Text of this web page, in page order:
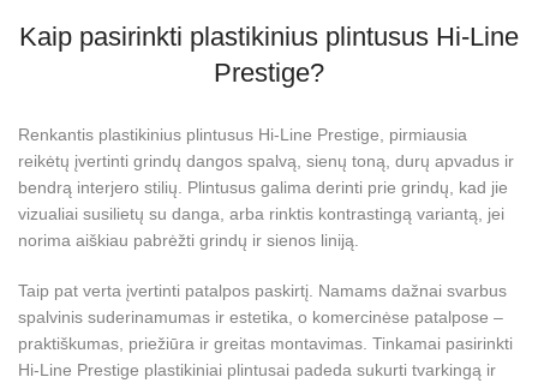
Kaip pasirinkti plastikinius plintusus Hi-Line
Prestige?
Renkantis plastikinius plintusus Hi-Line Prestige, pirmiausia
reikėtų įvertinti grindų dangos spalvą, sienų toną, durų apvadus ir
bendrą interjero stilių. Plintusus galima derinti prie grindų, kad jie
vizualiai susilietų su danga, arba rinktis kontrastingą variantą, jei
norima aiškiau pabrėžti grindų ir sienos liniją.
Taip pat verta įvertinti patalpos paskirtį. Namams dažnai svarbus
spalvinis suderinamumas ir estetika, o komercinėse patalpose –
praktiškumas, priežiūra ir greitas montavimas. Tinkamai pasirinkti
Hi-Line Prestige plastikiniai plintusai padeda sukurti tvarkingą ir